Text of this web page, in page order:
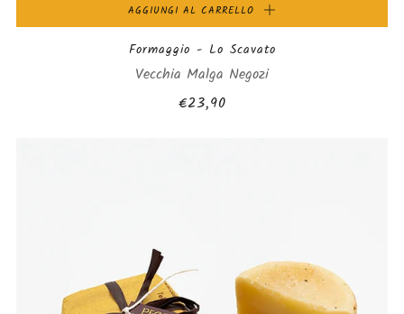
AGGIUNGI AL CARRELLO
Formaggio - Lo Scavato
Vecchia Malga Negozi
€23,90